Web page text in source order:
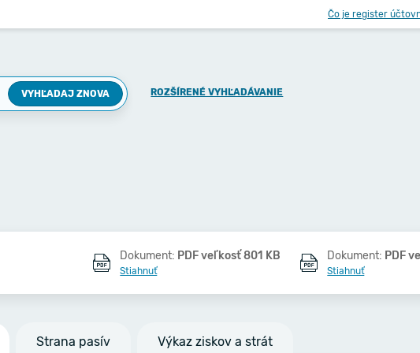
Čo je register
VYHĽADAJ ZNOVA ROZŠÍRENÉ VYHĽADÁVANIE
Dokument: PDF veľkosť 801 KB
Stiahnuť
Dokument: PDF
Stiahnuť
Strana pasív Výkaz ziskov a strát